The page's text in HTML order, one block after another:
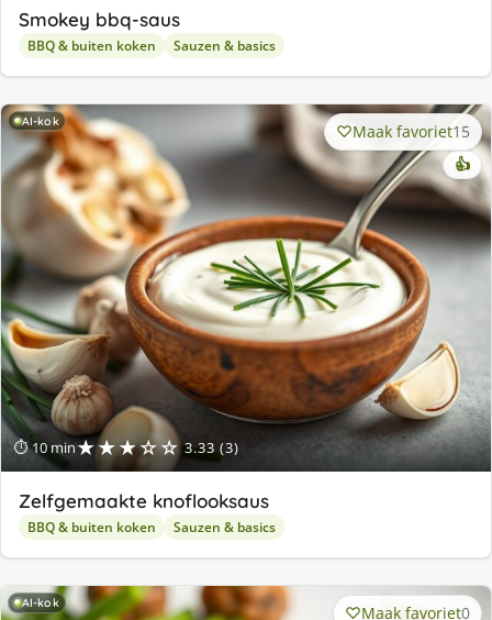
Smo­key bbq-saus
BBQ & buiten koken Sauzen & basics
AI-kok
⏱ 10 min★★★☆☆ 3.33 (3)
Maak favoriet15
👍
Zelfgemaakte knoflooksaus
BBQ & buiten koken Sauzen & basics
AI-kok Maak favoriet0